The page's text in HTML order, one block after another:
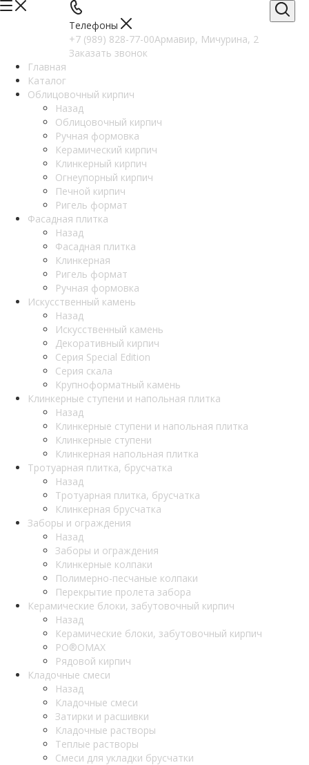
Телефоны
+7 (989) 828-77-00Армавир, Мичурина, 2
Заказать звонок
Главная
Каталог
Облицовочный кирпич
Назад
Облицовочный кирпич
Ручная формовка
Керамический кирпич
Клинкерный кирпич
Огнеупорный кирпич
Печной кирпич
Ригель формат
Фасадная плитка
Назад
Фасадная плитка
Клинкерная
Ригель формат
Ручная формовка
Искусственный камень
Назад
Искусственный камень
Декоративный кирпич
Серия Special Edition
Серия скала
Крупноформатный камень
Клинкерные ступени и напольная плитка
Назад
Клинкерные ступени и напольная плитка
Клинкерные ступени
Клинкерная напольная плитка
Тротуарная плитка, брусчатка
Назад
Тротуарная плитка, брусчатка
Клинкерная брусчатка
Заборы и ограждения
Назад
Заборы и ограждения
Клинкерные колпаки
Полимерно-песчаные колпаки
Перекрытие пролета забора
Керамические блоки, забутовочный кирпич
Назад
Керамические блоки, забутовочный кирпич
PO®OMAX
Рядовой кирпич
Кладочные смеси
Назад
Кладочные смеси
Затирки и расшивки
Кладочные растворы
Теплые растворы
Смеси для укладки брусчатки